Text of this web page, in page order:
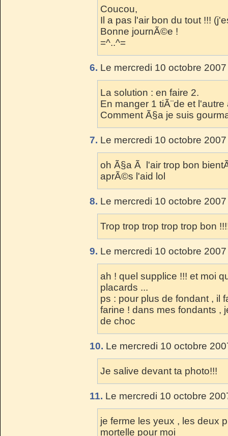
Coucou,
Il a pas l'air bon du tout !!!
Bonne journÃ©e !
=^..^=
6. Le mercredi 10 octobre
La solution : en faire 2.
En manger 1 tiÃ¨de et
Comment Ã§a je suis
7. Le mercredi 10 octobre
oh Ã§a Ã l'air trop bon
aprÃ©s l'aid lol
8. Le mercredi 10 octobre
Trop trop trop trop trop bon
9. Le mercredi 10 octobre
ah ! quel supplice !!! et moi
placards ...
ps : pour plus de fondant , il
farine ! dans mes fondants ,
de choc
10. Le mercredi 10 octobre
Je salive devant ta photo!!!
11. Le mercredi 10 octobre
je ferme les yeux , les deux
mortelle pour moi